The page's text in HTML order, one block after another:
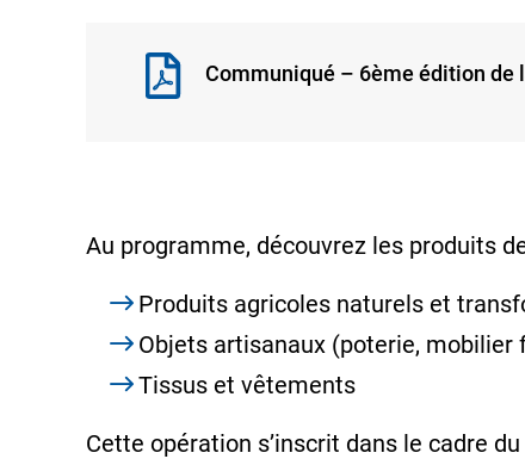
Communiqué – 6ème édition de
Au programme, découvrez les produits
Produits agricoles naturels et
Objets artisanaux (poterie, mobilier
Tissus et vêtements
Cette opération s’inscrit dans le cadre